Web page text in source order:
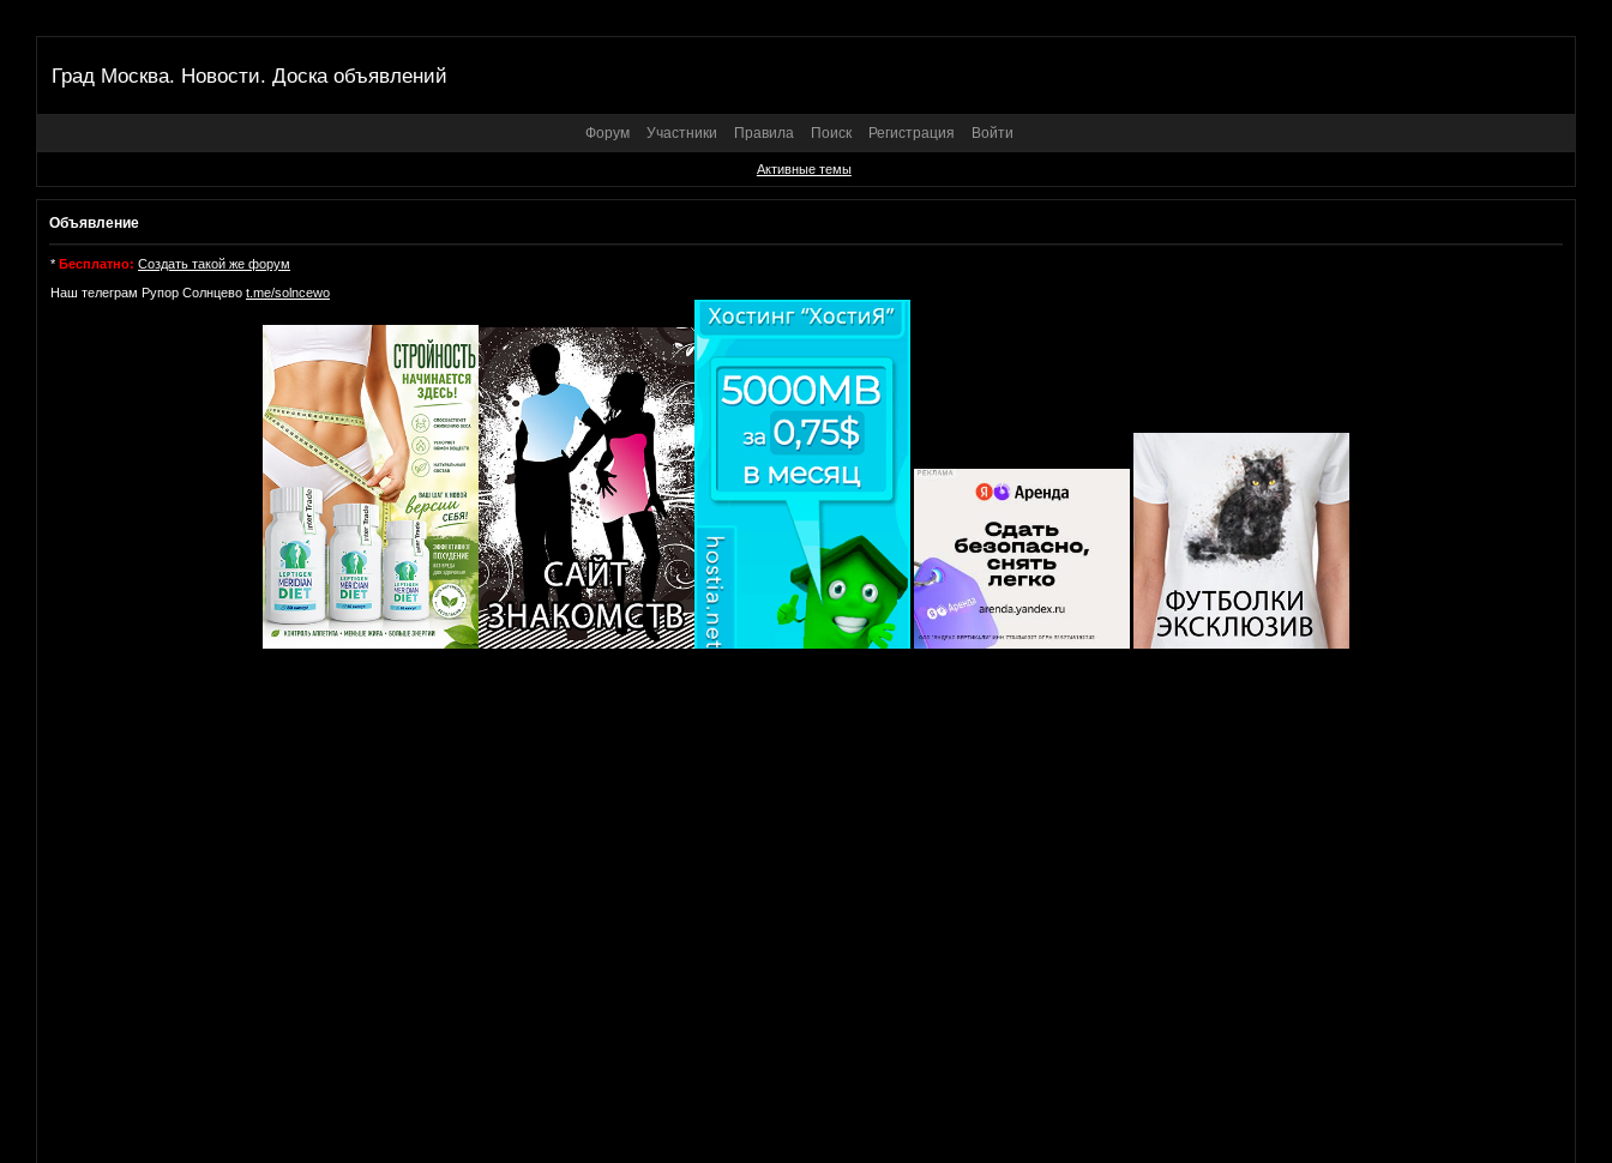
Град Москва. Новости. Доска объявлений
Форум Участники Правила Поиск Регистрация Войти
Активные темы
Объявление
* Бесплатно: Создать такой же форум
Наш телеграм Рупор Солнцево t.me/solncewo